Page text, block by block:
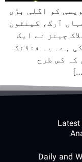
کو اگلی بڑی
آرک، کینٹون
چینز نے ایک
ہے۔ یہ فنڈنگ
کہ کس طرح
Daily and